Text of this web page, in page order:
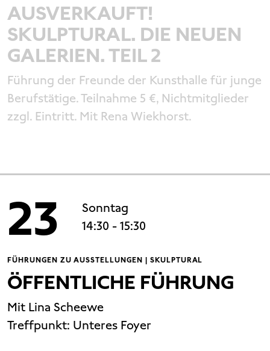
AUSVERKAUFT!
SKULPTURAL. DIE NEUEN
GALERIEN. TEIL 2
Führung der Freunde der Kunsthalle für junge
Berufstätige. Teilnahme 5 €, Nichtmitglieder
zzgl. Eintritt. Mit Rena Wiekhorst.
23
Sonntag
14:30 - 15:30
FÜHRUNGEN ZU AUSSTELLUNGEN | SKULPTURAL
ÖFFENTLICHE FÜHRUNG
Mit Lina Scheewe
Treffpunkt: Unteres Foyer